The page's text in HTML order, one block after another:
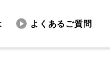
よくあるご質問